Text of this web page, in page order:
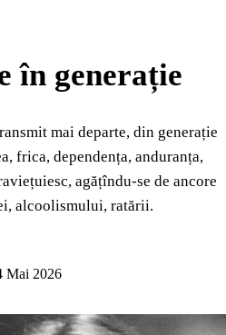
în generație
mai departe, din generație
frica, dependența, anduranța,
agățîndu-se de ancore
alcoolismului, ratării.
Mai 2026